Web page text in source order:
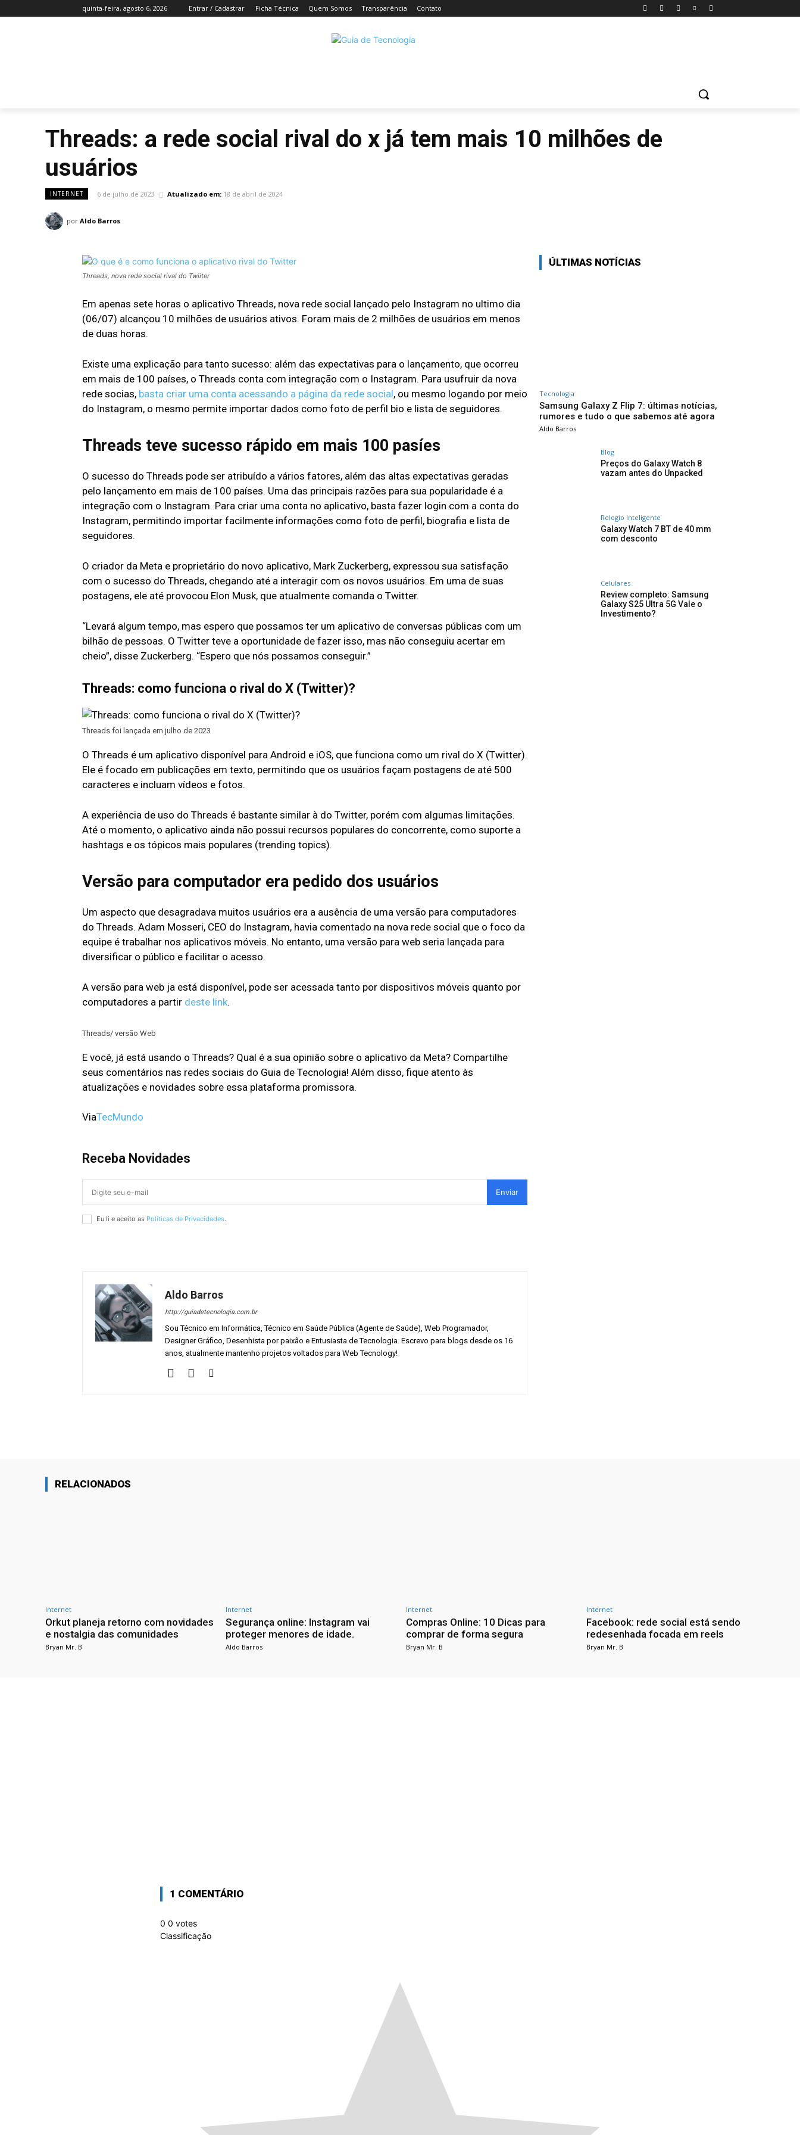
quinta-feira, agosto 6, 2026 Entrar / Cadastrar Ficha Técnica Quem Somos Transparência Contato
Threads: a rede social rival do x já tem mais 10 milhões de
usuários
INTERNET 6 de julho de 2023 Atualizado em: 18 de abril de 2024
por Aldo Barros
Threads, nova rede social rival do Twiiter
Em apenas sete horas o aplicativo Threads, nova rede social lançado pelo Instagram no ultimo dia
(06/07) alcançou 10 milhões de usuários ativos. Foram mais de 2 milhões de usuários em menos
de duas horas.
Existe uma explicação para tanto sucesso: além das expectativas para o lançamento, que ocorreu
em mais de 100 países, o Threads conta com integração com o Instagram. Para usufruir da nova
rede socias, basta criar uma conta acessando a página da rede social, ou mesmo logando por meio
do Instagram, o mesmo permite importar dados como foto de perfil bio e lista de seguidores.
Threads teve sucesso rápido em mais 100 pasíes
O sucesso do Threads pode ser atribuído a vários fatores, além das altas expectativas geradas
pelo lançamento em mais de 100 países. Uma das principais razões para sua popularidade é a
integração com o Instagram. Para criar uma conta no aplicativo, basta fazer login com a conta do
Instagram, permitindo importar facilmente informações como foto de perfil, biografia e lista de
seguidores.
O criador da Meta e proprietário do novo aplicativo, Mark Zuckerberg, expressou sua satisfação
com o sucesso do Threads, chegando até a interagir com os novos usuários. Em uma de suas
postagens, ele até provocou Elon Musk, que atualmente comanda o Twitter.
“Levará algum tempo, mas espero que possamos ter um aplicativo de conversas públicas com um
bilhão de pessoas. O Twitter teve a oportunidade de fazer isso, mas não conseguiu acertar em
cheio”, disse Zuckerberg. “Espero que nós possamos conseguir.”
Threads: como funciona o rival do X (Twitter)?
Threads foi lançada em julho de 2023
O Threads é um aplicativo disponível para Android e iOS, que funciona como um rival do X (Twitter).
Ele é focado em publicações em texto, permitindo que os usuários façam postagens de até 500
caracteres e incluam vídeos e fotos.
A experiência de uso do Threads é bastante similar à do Twitter, porém com algumas limitações.
Até o momento, o aplicativo ainda não possui recursos populares do concorrente, como suporte a
hashtags e os tópicos mais populares (trending topics).
Versão para computador era pedido dos usuários
Um aspecto que desagradava muitos usuários era a ausência de uma versão para computadores
do Threads. Adam Mosseri, CEO do Instagram, havia comentado na nova rede social que o foco da
equipe é trabalhar nos aplicativos móveis. No entanto, uma versão para web seria lançada para
diversificar o público e facilitar o acesso.
A versão para web ja está disponível, pode ser acessada tanto por dispositivos móveis quanto por
computadores a partir deste link.
Threads/ versão Web
E você, já está usando o Threads? Qual é a sua opinião sobre o aplicativo da Meta? Compartilhe
seus comentários nas redes sociais do Guia de Tecnologia! Além disso, fique atento às
atualizações e novidades sobre essa plataforma promissora.
ViaTecMundo
Receba Novidades
Enviar
Eu li e aceito as Políticas de Privacidades.
Aldo Barros
http://guiadetecnologia.com.br
Sou Técnico em Informática, Técnico em Saúde Pública (Agente de Saúde), Web Programador,
Designer Gráfico, Desenhista por paixão e Entusiasta de Tecnologia. Escrevo para blogs desde os 16
anos, atualmente mantenho projetos voltados para Web Tecnology!
ÚLTIMAS NOTÍCIAS
Tecnologia
Samsung Galaxy Z Flip 7: últimas notícias,
rumores e tudo o que sabemos até agora
Aldo Barros
Blog
Preços do Galaxy Watch 8
vazam antes do Unpacked
Relogio Inteligente
Galaxy Watch 7 BT de 40 mm
com desconto
Celulares
Review completo: Samsung
Galaxy S25 Ultra 5G Vale o
Investimento?
RELACIONADOS
Internet
Orkut planeja retorno com novidades
e nostalgia das comunidades
Bryan Mr. B
Internet
Segurança online: Instagram vai
proteger menores de idade.
Aldo Barros
Internet
Compras Online: 10 Dicas para
comprar de forma segura
Bryan Mr. B
Internet
Facebook: rede social está sendo
redesenhada focada em reels
Bryan Mr. B
1 COMENTÁRIO
0 0 votes
Classificação